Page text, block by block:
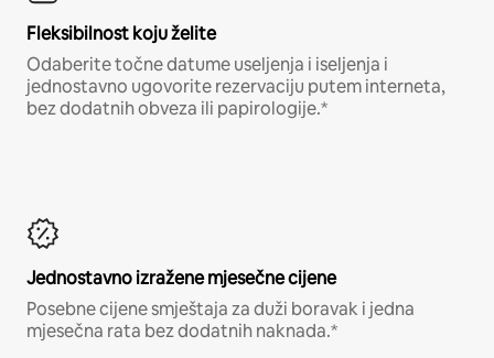
Fleksibilnost koju želite
Odaberite točne datume useljenja i iseljenja i
jednostavno ugovorite rezervaciju putem interneta,
bez dodatnih obveza ili papirologije.*
Jednostavno izražene mjesečne cijene
Posebne cijene smještaja za duži boravak i jedna
mjesečna rata bez dodatnih naknada.*